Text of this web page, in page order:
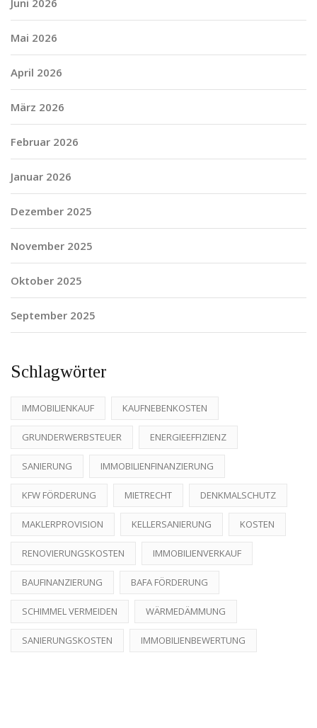
Mai 2026
April 2026
März 2026
Februar 2026
Januar 2026
Dezember 2025
November 2025
Oktober 2025
September 2025
Schlagwörter
IMMOBILIENKAUF KAUFNEBENKOSTEN
GRUNDERWERBSTEUER ENERGIEEFFIZIENZ
SANIERUNG IMMOBILIENFINANZIERUNG
KFW FÖRDERUNG MIETRECHT DENKMALSCHUTZ
MAKLERPROVISION KELLERSANIERUNG KOSTEN
RENOVIERUNGSKOSTEN IMMOBILIENVERKAUF
BAUFINANZIERUNG BAFA FÖRDERUNG
SCHIMMEL VERMEIDEN WÄRMEDÄMMUNG
SANIERUNGSKOSTEN IMMOBILIENBEWERTUNG